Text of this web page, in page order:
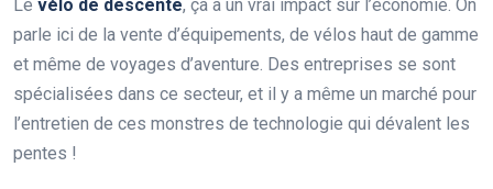
Le vélo de descente, ça a un vrai impact sur l’économie. On
parle ici de la vente d’équipements, de vélos haut de gamme
et même de voyages d’aventure. Des entreprises se sont
spécialisées dans ce secteur, et il y a même un marché pour
l’entretien de ces monstres de technologie qui dévalent les
pentes !